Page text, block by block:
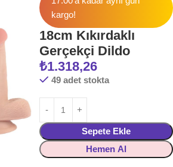
kargo!
18cm Kıkırdaklı
Gerçekçi Dildo
₺1.318,26
49 adet stokta
Sepete Ekle
Hemen Al